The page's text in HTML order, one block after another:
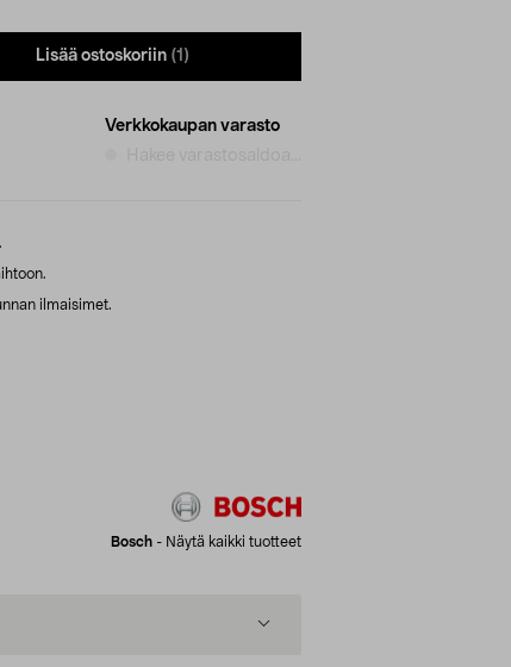
Lisää ostoskoriin (1)
Verkkokaupan varasto
ilmaisimet.
Bosch - Näytä kaikki tuotteet